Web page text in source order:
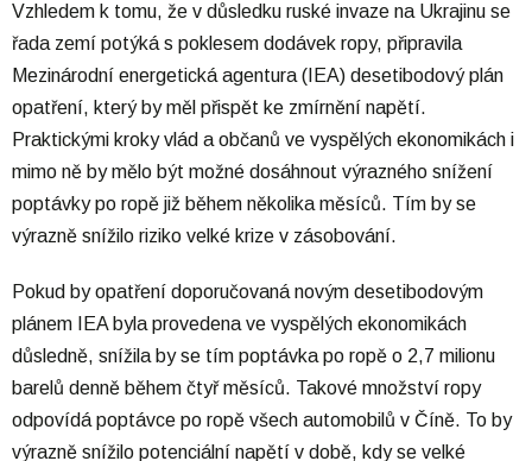
Vzhledem k tomu, že v důsledku ruské invaze na Ukrajinu se
řada zemí potýká s poklesem dodávek ropy, připravila
Mezinárodní energetická agentura (IEA) desetibodový plán
opatření, který by měl přispět ke zmírnění napětí.
Praktickými kroky vlád a občanů ve vyspělých ekonomikách i
mimo ně by mělo být možné dosáhnout výrazného snížení
poptávky po ropě již během několika měsíců. Tím by se
výrazně snížilo riziko velké krize v zásobování.
Pokud by opatření doporučovaná novým desetibodovým
plánem IEA byla provedena ve vyspělých ekonomikách
důsledně, snížila by se tím poptávka po ropě o 2,7 milionu
barelů denně během čtyř měsíců. Takové množství ropy
odpovídá poptávce po ropě všech automobilů v Číně. To by
výrazně snížilo potenciální napětí v době, kdy se velké